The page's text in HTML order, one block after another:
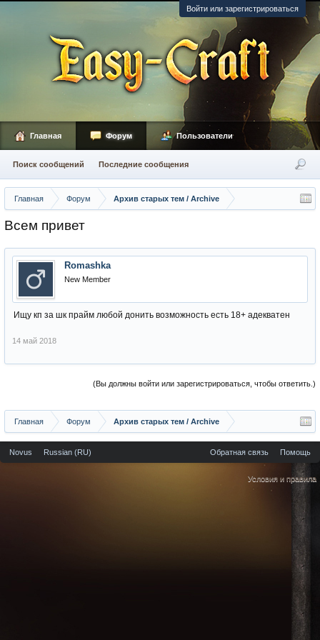
Войти или зарегистрироваться
Главная Форум Архив старых тем / Archive
Всем привет
Romashka
New Member
Ищу кп за шк прайм любой донить возможность есть 18+ адекватен
14 май 2018
(Вы должны войти или зарегистрироваться, чтобы ответить.)
Главная Форум Архив старых тем / Archive
Главная Форум
Поиск сообщений Последние сообщения
Пользователи
Novus Russian (RU) Обратная связь Помощь
Условия и правила